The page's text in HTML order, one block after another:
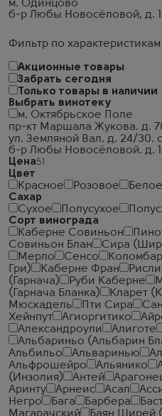
Фильтр по характеристикам
Акционные товары
Забрать сегодня
Только товары в наличии
Выбрать винотеку
м. Октябрьское Поле
пр-кт Маршала Жукова. д.
ул. Земляной Вал. д. 24/30.
б-р Любы Новосёловой. д.
Цена
Цвет
Красное
Розовое Белое
Сахар
Сухое
Полусухое
Сорт винограда
Каберне Совиньон
Совиньон Блан
Сира
Мерло
Сенсо Коломбар
Гри)
Каберне Фран
(Гарнача)
Руби Каберне
(Гарнача Бланка)
Кларет
Мюскадель
Пти Сира
Хейнпут
Агиоргитико
Александроули
Алиготе
Альбариньо (Альбарин
Альбильо
Альваринью
Альфрошейро
Альянико
(Инзолия)
Антей
Аринту
Арнеис Асал
Негро
Бага Барбера
м. Одинцово
б-р Любы Новосёловой, д.